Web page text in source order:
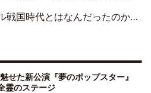
・武藤彩未×飯田らうら「正直、中3で辞めるというのを信じてなくて。そう言われてはいたけど、嘘でしょって」
せた新公演『夢のポップスター』
霊のステージ